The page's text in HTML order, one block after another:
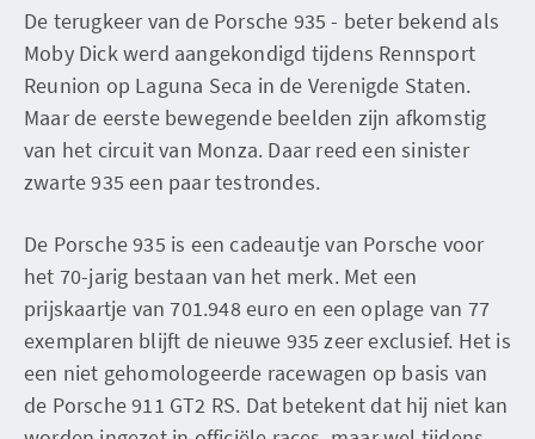
De terugkeer van de Porsche 935 - beter bekend als
Moby Dick werd aangekondigd tijdens Rennsport
Reunion op Laguna Seca in de Verenigde Staten.
Maar de eerste bewegende beelden zijn afkomstig
van het circuit van Monza. Daar reed een sinister
zwarte 935 een paar testrondes.
De Porsche 935 is een cadeautje van Porsche voor
het 70-jarig bestaan van het merk. Met een
prijskaartje van 701.948 euro en een oplage van 77
exemplaren blijft de nieuwe 935 zeer exclusief. Het is
een niet gehomologeerde racewagen op basis van
de Porsche 911 GT2 RS. Dat betekent dat hij niet kan